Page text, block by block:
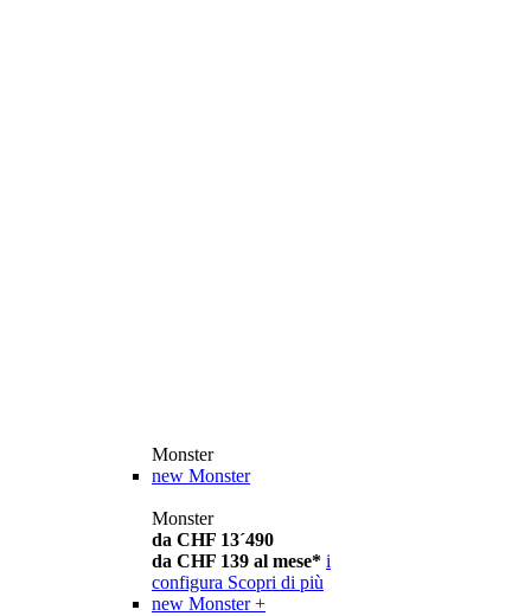
Monster
new Monster
Monster
da CHF 13´490
da CHF 139 al mese* i
configura Scopri di più
new Monster +